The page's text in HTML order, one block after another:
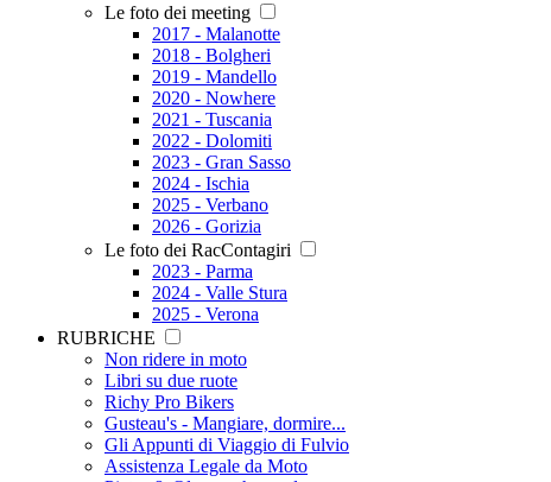
Le foto dei meeting
2017 - Malanotte
2018 - Bolgheri
2019 - Mandello
2020 - Nowhere
2021 - Tuscania
2022 - Dolomiti
2023 - Gran Sasso
2024 - Ischia
2025 - Verbano
2026 - Gorizia
Le foto dei RacContagiri
2023 - Parma
2024 - Valle Stura
2025 - Verona
RUBRICHE
Non ridere in moto
Libri su due ruote
Richy Pro Bikers
Gusteau's - Mangiare, dormire...
Gli Appunti di Viaggio di Fulvio
Assistenza Legale da Moto